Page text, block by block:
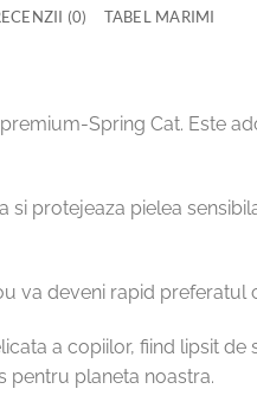
(0) TABEL MARIMI
Spring Cat. Este
protejeaza pielea
va deveni rapid preferatul
a copiilor, fiind lipsit
pentru planeta noastra.